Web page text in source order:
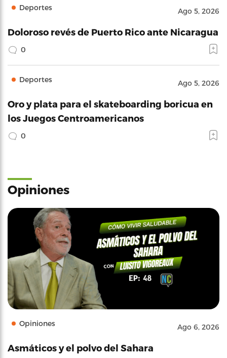
Deportes Ago 5, 2026
Doloroso revés de Puerto Rico ante Nicaragua
0
Deportes Ago 5, 2026
Oro y plata para el skateboarding boricua en
los Juegos Centroamericanos
0
Opiniones
Opiniones Ago 6, 2026
Asmáticos y el polvo del Sahara